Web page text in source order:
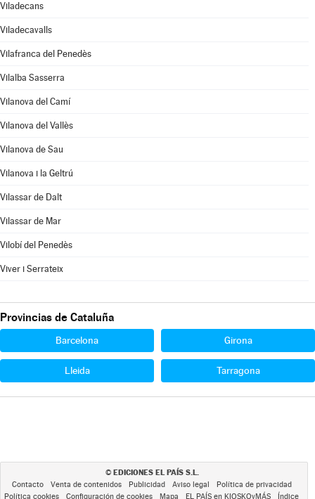
Viladecans
Viladecavalls
Vilafranca del Penedès
Vilalba Sasserra
Vilanova del Camí
Vilanova del Vallès
Vilanova de Sau
Vilanova i la Geltrú
Vilassar de Dalt
Vilassar de Mar
Vilobí del Penedès
Viver i Serrateix
Provincias de Cataluña
Barcelona Girona
Lleida Tarragona
© EDICIONES EL PAÍS S.L.
Contacto Venta de contenidos Publicidad Aviso legal
Política de privacidad
Política cookies
Configuración de cookies Mapa EL PAÍS en KIOSKOyMÁS Índice